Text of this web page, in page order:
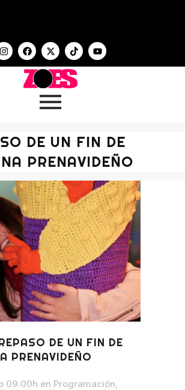
DE UN FIN DE
PRENAVIDEÑO
DE UN FIN DE
PRENAVIDEÑO
09:00h en Programación